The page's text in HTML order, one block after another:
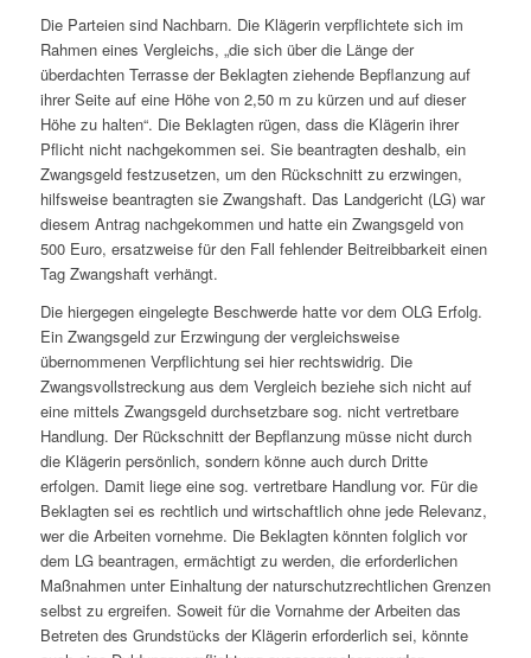
Die Parteien sind Nachbarn. Die Klägerin verpflichtete sich im
Rahmen eines Vergleichs, „die sich über die Länge der
überdachten Terrasse der Beklagten ziehende Bepflanzung auf
ihrer Seite auf eine Höhe von 2,50 m zu kürzen und auf dieser
Höhe zu halten“. Die Beklagten rügen, dass die Klägerin ihrer
Pflicht nicht nachgekommen sei. Sie beantragten deshalb, ein
Zwangsgeld festzusetzen, um den Rückschnitt zu erzwingen,
hilfsweise beantragten sie Zwangshaft. Das Landgericht (LG) war
diesem Antrag nachgekommen und hatte ein Zwangsgeld von
500 Euro, ersatzweise für den Fall fehlender Beitreibbarkeit einen
Tag Zwangshaft verhängt.
Die hiergegen eingelegte Beschwerde hatte vor dem OLG Erfolg.
Ein Zwangsgeld zur Erzwingung der vergleichsweise
übernommenen Verpflichtung sei hier rechtswidrig. Die
Zwangsvollstreckung aus dem Vergleich beziehe sich nicht auf
eine mittels Zwangsgeld durchsetzbare sog. nicht vertretbare
Handlung. Der Rückschnitt der Bepflanzung müsse nicht durch
die Klägerin persönlich, sondern könne auch durch Dritte
erfolgen. Damit liege eine sog. vertretbare Handlung vor. Für die
Beklagten sei es rechtlich und wirtschaftlich ohne jede Relevanz,
wer die Arbeiten vornehme. Die Beklagten könnten folglich vor
dem LG beantragen, ermächtigt zu werden, die erforderlichen
Maßnahmen unter Einhaltung der naturschutzrechtlichen Grenzen
selbst zu ergreifen. Soweit für die Vornahme der Arbeiten das
Betreten des Grundstücks der Klägerin erforderlich sei, könnte